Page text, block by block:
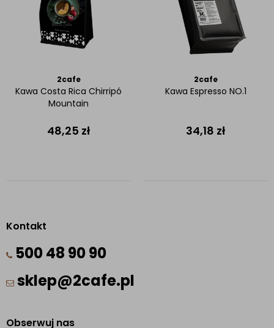
2cafe
Kawa Costa Rica Chirripó
Mountain
48,25 zł
2cafe
Kawa Espresso NO.1
34,18 zł
Kontakt
500 48 90 90
sklep@2cafe.pl
Obserwuj nas